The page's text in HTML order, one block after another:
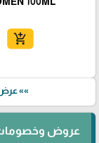
add_shopping_cart
»»
عروض وخصومات